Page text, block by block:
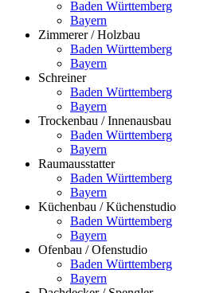
Baden Württemberg
Bayern
Zimmerer / Holzbau
Baden Württemberg
Bayern
Schreiner
Baden Württemberg
Bayern
Trockenbau / Innenausbau
Baden Württemberg
Bayern
Raumausstatter
Baden Württemberg
Bayern
Küchenbau / Küchenstudio
Baden Württemberg
Bayern
Ofenbau / Ofenstudio
Baden Württemberg
Bayern